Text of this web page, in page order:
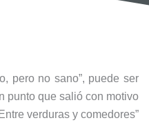
pero no sano”, puede ser
punto que salió con motivo
verduras y comedores”